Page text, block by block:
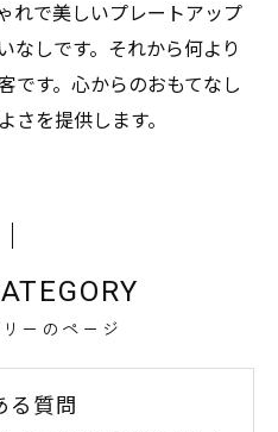
れで美しいプレートアップ
なしです。それから何より
です。心からのおもてなし
さを提供します。
ーのページ
る質問